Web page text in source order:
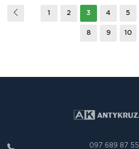
1 2 3 4 5
8 9 10
097 689 87 55